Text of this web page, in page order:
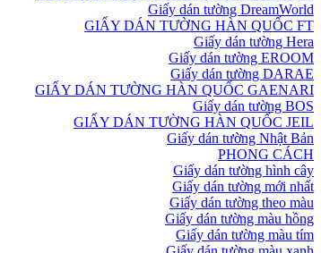
Giấy dán tường DreamWorld
GIẤY DÁN TƯỜNG HÀN QUỐC FT
Giấy dán tường Hera
Giấy dán tường EROOM
Giấy dán tường DARAE
GIẤY DÁN TƯỜNG HÀN QUỐC GAENARI
Giấy dán tường BOS
GIẤY DÁN TƯỜNG HÀN QUỐC JEIL
Giấy dán tường Nhật Bản
PHONG CÁCH
Giấy dán tường hình cây
Giấy dán tường mới nhất
Giấy dán tường theo màu
Giấy dán tường màu hồng
Giấy dán tường màu tím